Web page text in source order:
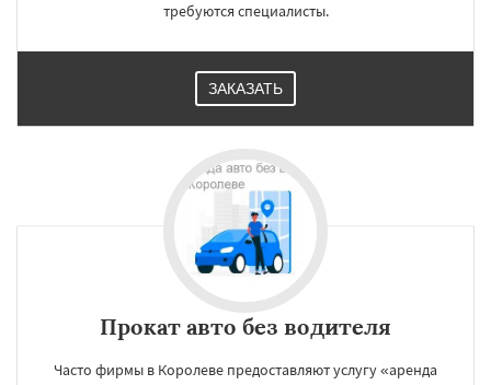
требуются специалисты.
ЗАКАЗАТЬ
Прокат авто без водителя
Часто фирмы в Королеве предоставляют услугу «аренда